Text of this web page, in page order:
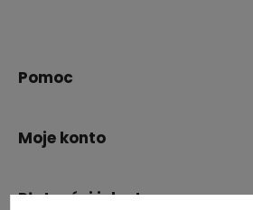
Pomoc
Moje konto
Płatności i dostawa